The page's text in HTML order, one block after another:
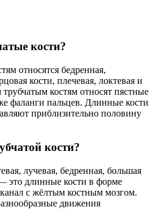
кости?
относятся бедренная,
кости, плечевая, локтевая и
костям относят пястные
фаланги пальцев. Длинные кости
приблизительно половину
кости?
лучевая, бедренная, большая
это длинные кости в форме
с жёлтым костным мозгом.
движения